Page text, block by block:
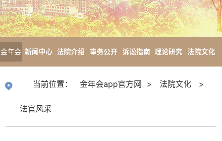
金年会
方网
新闻中心 法院介绍 审务公开 诉讼指南 理论研究 法院文化
当前位置： 金年会app官方网 > 法院文化 >
法官风采